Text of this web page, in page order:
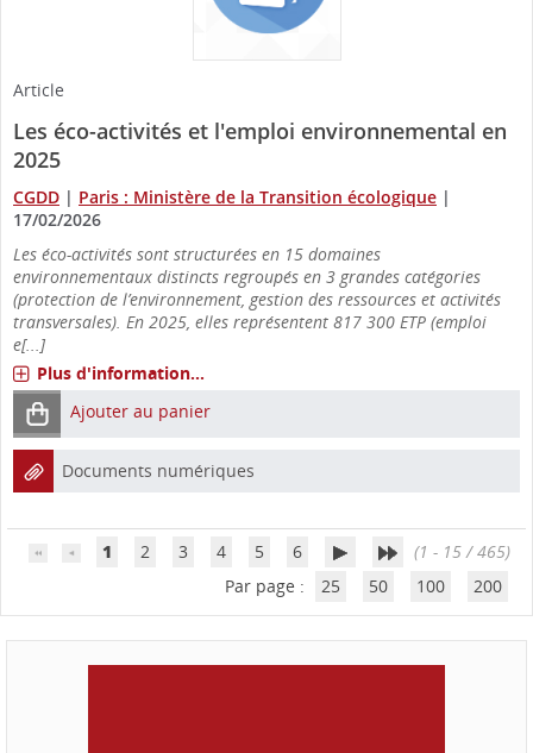
Article
Les éco-activités et l'emploi environnemental en
2025
CGDD | Paris : Ministère de la Transition écologique |
17/02/2026
Les éco-activités sont structurées en 15 domaines
environnementaux distincts regroupés en 3 grandes catégories
(protection de l’environnement, gestion des ressources et activités
transversales). En 2025, elles représentent 817 300 ETP (emploi
e[...]
Plus d'information...
Ajouter au panier
Documents numériques
1 2 3 4 5 6
(1 - 15 / 465)
Par page :
25 50 100 200